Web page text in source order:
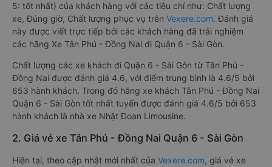
5: tốt nhất) của khách hàng với các tiêu chí như: Chất lượng
xe, Đúng giờ, Chất lượng phục vụ trên Vexere.com. Đánh giá
này được viết trực tiếp bởi các khách hàng đã trải nghiệm
các hãng Xe Tân Phú - Đồng Nai đi Quận 6 - Sài Gòn.
Chất lượng các xe khách đi Quận 6 - Sài Gòn từ Tân Phú -
Đồng Nai được đánh giá 4.6, với điểm trung bình là 4.6/5 bởi
653 hành khách. Trong đó hãng xe khách Tân Phú - Đồng Nai
Quận 6 - Sài Gòn tốt nhất tuyến được đánh giá 4.6/5 bởi 653
hành khách là nhà xe Nhật Đoan Limousine.
2. Giá vé xe Tân Phú - Đồng Nai Quận 6 - Sài Gòn
Hiện tại, theo cập nhật mới nhất của Vexere.com, giá vé xe